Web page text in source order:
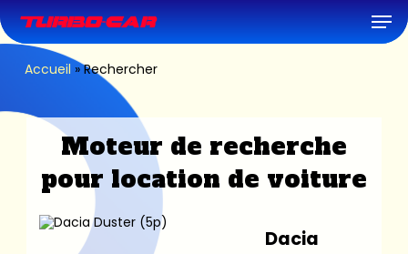
to
main
content
Accueil »Rechercher
Moteur de recherche
pour location de voiture
Dacia